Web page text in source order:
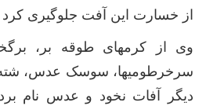
از خسارت این آفت جلوگیری کرد
وی از کرمهای طوقه بر،
سرخرطومیها، سوسک عدس، شته
دیگر آفات نخود و عدس نام